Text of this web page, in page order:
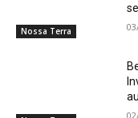
Nossa Terra